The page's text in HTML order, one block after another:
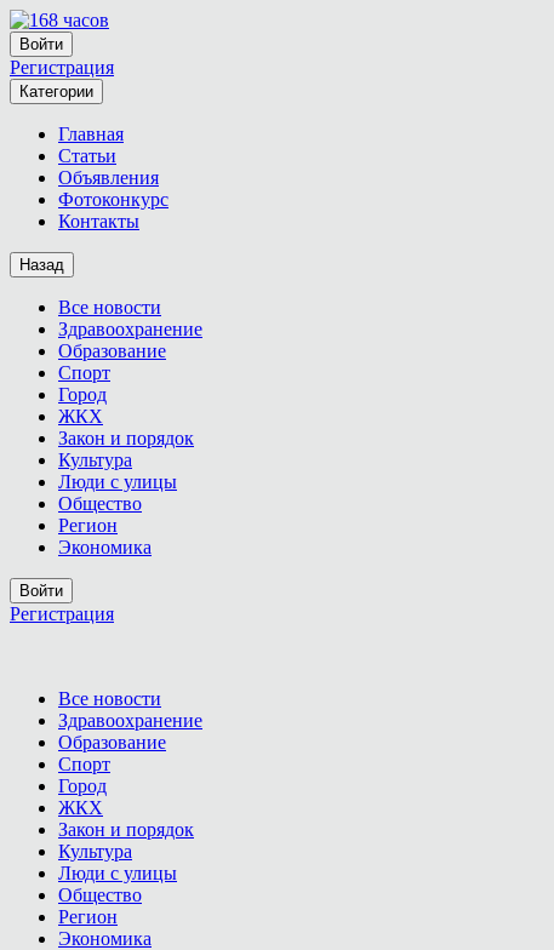
Войти
Регистрация
Категории
Главная
Статьи
Объявления
Фотоконкурс
Контакты
Назад
Все новости
Здравоохранение
Образование
Спорт
Город
ЖКХ
Закон и порядок
Культура
Люди с улицы
Общество
Регион
Экономика
Войти
Регистрация
Все новости
Здравоохранение
Образование
Спорт
Город
ЖКХ
Закон и порядок
Культура
Люди с улицы
Общество
Регион
Экономика